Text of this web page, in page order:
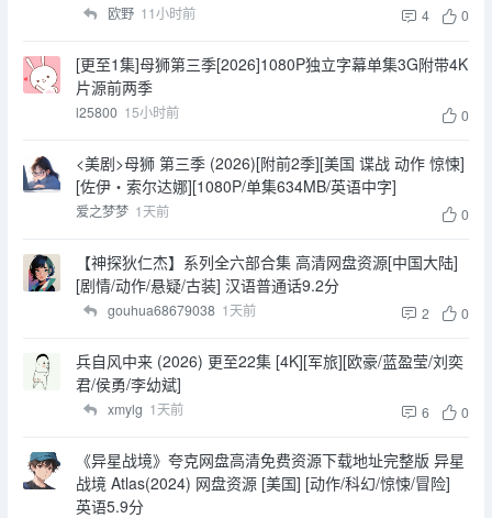
欧野 11小时前 4 0
[更至1集]母狮第三季[2026]1080P独立字幕单集3G附带4K
片源前两季
l25800 15小时前 0
<美剧>母狮 第三季 (2026)[附前2季][美国 谍战 动作 惊悚]
[佐伊・索尔达娜][1080P/单集634MB/英语中字]
爱之梦梦 1天前 0
【神探狄仁杰】系列全六部合集 高清网盘资源[中国大陆]
[剧情/动作/悬疑/古装] 汉语普通话9.2分
gouhua68679038 1天前 2 0
兵自风中来 (2026) 更至22集 [4K][军旅][欧豪/蓝盈莹/刘奕
君/侯勇/李幼斌]
xmylg 1天前 6 0
《异星战境》夸克网盘高清免费资源下载地址完整版 异星
战境 Atlas(2024) 网盘资源 [美国] [动作/科幻/惊悚/冒险]
英语5.9分